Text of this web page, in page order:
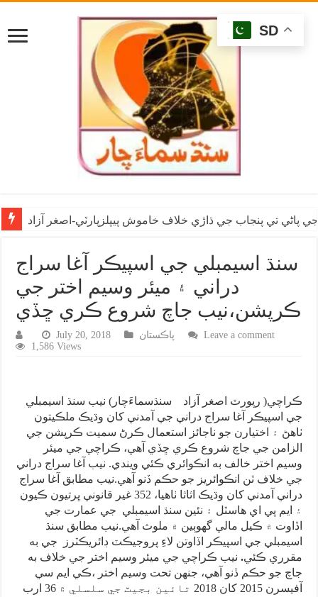
پاڻي تي پنجاب جي ڌاڙي خلاف خاموش پيپلزپارٽي-اصغر آزاد
سنڌ اسيمبلي جي اسپيڪر آغا سراج
دراني ۽ ميئر وسيم اختر جي
ڪرپشن،نيب جاچ شروع ڪري ڇڏي
July 20, 2018 پاڪستان
Leave a comment
1,586 Views
ڪراچي( رپورٽ اصغر آزاد سنڌسماءَچار) نيب سنڌ اسيمبلي
جي اسپيڪر آغا سراج دراني جي آمدني کان وڌيڪ ملڪيتون
ٺاهڻ ۽ اختيارن جو ناجائز استعمال ڪرڻ سميت ڪرپشن جي
الزامن جي جاچ شروع ڪري ڇڏي آهي، ڪراچي جي ميئر
وسيم اختر خالف به انڪوائري ڪئي ويندي. نيب آغا سراج دراني
جي خلاف ٽن انڪوائريز جو حڪم ڏنو آهي.نيب مطابق آغا سراج
دراني آمدني کان وڌيڪ اثاثا ٺاهيا، 352 غير قانوني ڀرتيون ڪيون
۽ ايم پي اي هاسٽل ۽ نئين سنڌ اسيمبلي جي عمارت جي
اڏاوت ۾ ڪيل مالي گهوٻين ۾ ملوث آهي.نيب مطابق سنڌ
اسيمبلي جي اسپيڪر اڏاوتن لاءِ پروجيڪٽ ڊائريڪٽرز جي به
مقرري ڪئي. نيب ڪراچي جي ميئر وسيم اختر جي خلاف به
جاچ جو حڪم ڏنو آهي، جنهن تحت وسيم اختر ،ڪي ايم سي
آفيسرن 2015 کان 2018 تائين بجيٽ جي سلسلي ۾ 36 ارب
SD